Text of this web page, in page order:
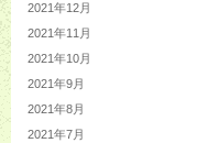
2021年12月
2021年11月
2021年10月
2021年9月
2021年8月
2021年7月